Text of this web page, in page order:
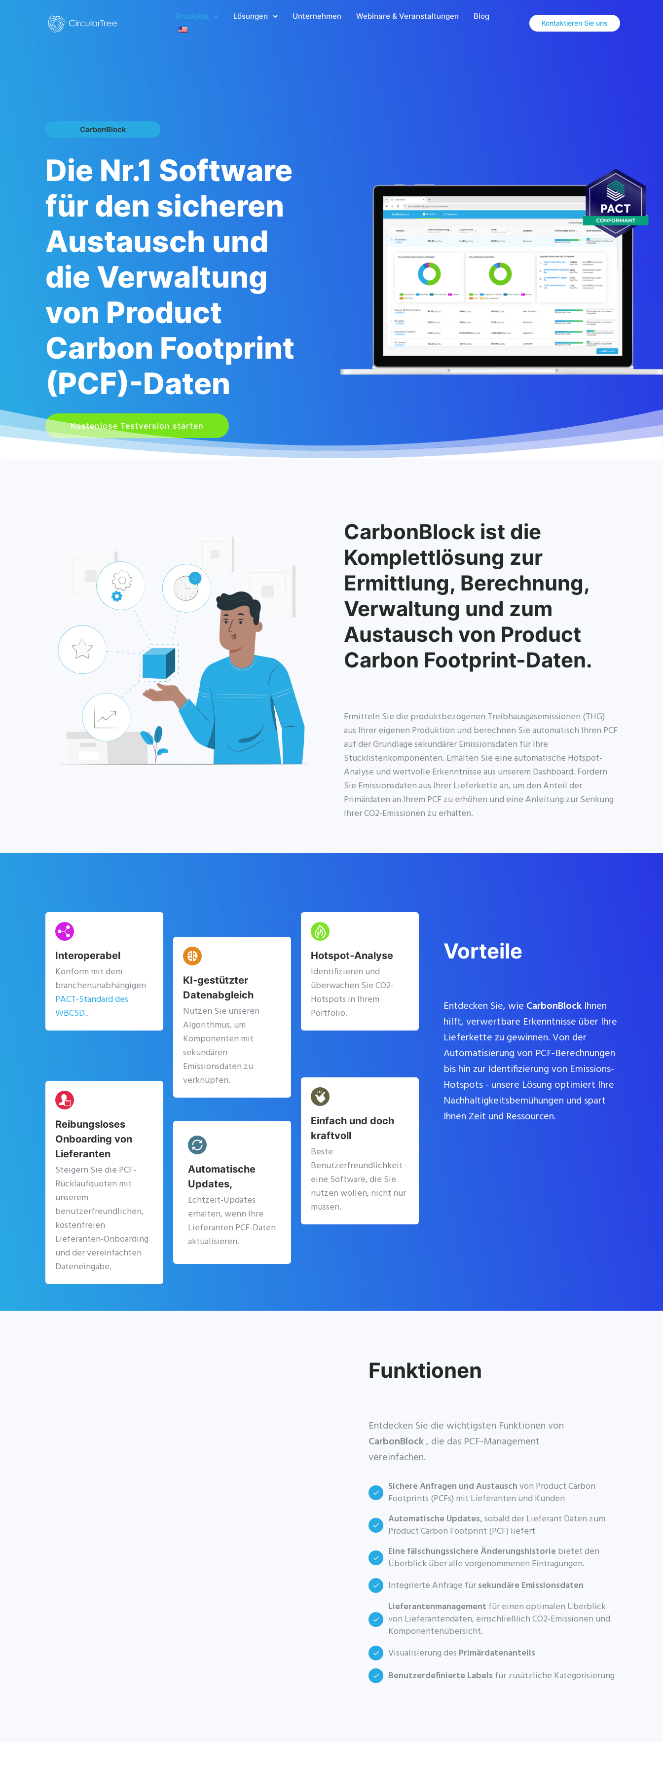
Produkte Lösungen Unternehmen Webinare & Veranstaltungen Blog
Kontaktieren Sie uns
CarbonBlock
Die Nr.1 Software
für den sicheren
Austausch und
die Verwaltung
von Product
Carbon Footprint
(PCF)-Daten
Kostenlose Testversion starten
CarbonBlock ist die
Komplettlösung zur
Ermittlung, Berechnung,
Verwaltung und zum
Austausch von Product
Carbon Footprint-Daten.
Ermitteln Sie die produktbezogenen Treibhausgasemissionen (THG)
aus Ihrer eigenen Produktion und berechnen Sie automatisch Ihren PCF
auf der Grundlage sekundärer Emissionsdaten für Ihre
Stücklistenkomponenten. Erhalten Sie eine automatische Hotspot-
Analyse und wertvolle Erkenntnisse aus unserem Dashboard. Fordern
Sie Emissionsdaten aus Ihrer Lieferkette an, um den Anteil der
Primärdaten an Ihrem PCF zu erhöhen und eine Anleitung zur Senkung
Ihrer CO2-Emissionen zu erhalten.
Interoperabel
Konform mit dem
branchenunabhängigen
PACT-Standard des
WBCSD..
KI-gestützter
Datenabgleich
Nutzen Sie unseren
Algorithmus, um
Komponenten mit
sekundären
Emissionsdaten zu
verknüpfen.
Hotspot-Analyse
Identifizieren und
überwachen Sie CO2-
Hotspots in Ihrem
Portfolio.
Reibungsloses
Onboarding von
Lieferanten
Steigern Sie die PCF-
Rücklaufquoten mit
unserem
benutzerfreundlichen,
kostenfreien
Lieferanten-Onboarding
und der vereinfachten
Dateneingabe.
Automatische
Updates,
Echtzeit-Updates
erhalten, wenn Ihre
Lieferanten PCF-Daten
aktualisieren.
Einfach und doch
kraftvoll
Beste
Benutzerfreundlichkeit -
eine Software, die Sie
nutzen wollen, nicht nur
müssen.
Vorteile
Entdecken Sie, wie CarbonBlockIhnen
hilft, verwertbare Erkenntnisse über Ihre
Lieferkette zu gewinnen. Von der
Automatisierung von PCF-Berechnungen
bis hin zur Identifizierung von Emissions-
Hotspots - unsere Lösung optimiert Ihre
Nachhaltigkeitsbemühungen und spart
Ihnen Zeit und Ressourcen.
Funktionen
Entdecken Sie die wichtigsten Funktionen von
CarbonBlock, die das PCF-Management
vereinfachen.
Sichere Anfragen und Austauschvon Product Carbon
Footprints (PCFs) mit Lieferanten und Kunden
Automatische Updates,sobald der Lieferant Daten zum
Product Carbon Footprint (PCF) liefert
Eine fälschungssichere Änderungshistoriebietet den
Überblick über alle vorgenommenen Eintragungen.
Integrierte Anfrage fürsekundäre Emissionsdaten
Lieferantenmanagement für einen optimalen Überblick
von Lieferantendaten, einschließlich CO2-Emissionen und
Komponentenübersicht.
Visualisierung des Primärdatenanteils
Benutzerdefinierte Labels für zusätzliche Kategorisierung